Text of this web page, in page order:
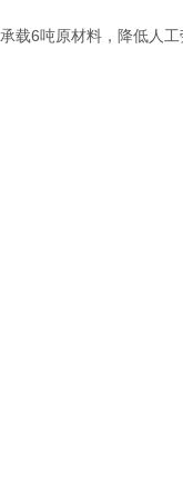
载6吨原材料，降低人